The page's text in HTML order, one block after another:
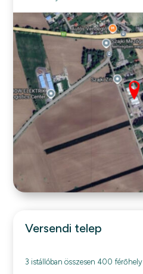
Versendi telep
3 istállóban összesen 400 férőhely